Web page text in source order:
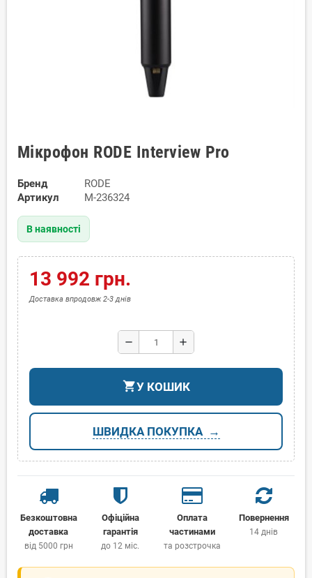
Мікрофон RODE Interview Pro
Бренд
RODE
Артикул
M-236324
В наявності
13 992 грн.
Доставка впродовж 2-3 днів
remove add
shopping_cartУ КОШИК
ШВИДКА ПОКУПКА
Безкоштовна
доставка
від 5000 грн
Офіційна
гарантія
до 12 міс.
Оплата
частинами
та розстрочка
Повернення
14 днів